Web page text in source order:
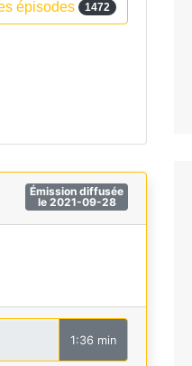
3 Urban
épisodes 1472
Émission diffusée
le 2021-09-28
1:36 min